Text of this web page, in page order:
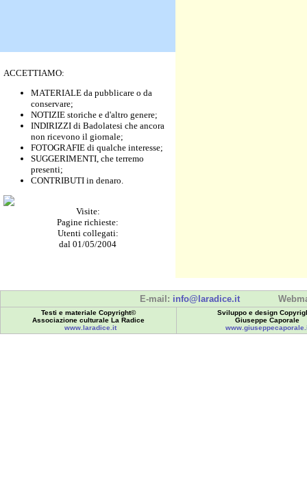
ACCETTIAMO:
MATERIALE da pubblicare o da
conservare;
NOTIZIE storiche e d'altro genere;
INDIRIZZI di Badolatesi che ancora
non ricevono il giornale;
FOTOGRAFIE di qualche interesse;
SUGGERIMENTI, che terremo
presenti;
CONTRIBUTI in denaro.
Visite:
Pagine richieste:
Utenti collegati:
dal 01/05/2004
E-mail: info@laradice.it
Testi e materiale Copyright©
Associazione culturale La Radice
www.laradice.it
Sviluppo e design
Giuseppe Caporale